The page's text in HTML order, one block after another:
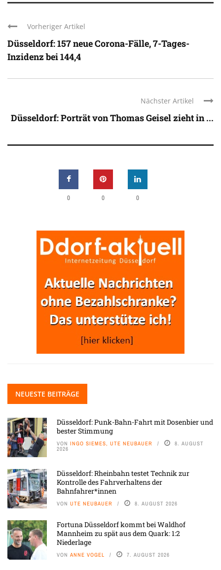
Vorheriger Artikel
Düsseldorf: 157 neue Corona-Fälle, 7-Tages-
Inzidenz bei 144,4
Nächster Artikel
Düsseldorf: Porträt von Thomas Geisel zieht in ...
0 0 0
NEUESTE BEITRÄGE
Düsseldorf: Punk-Bahn-Fahrt mit Dosenbier und
bester Stimmung
VON INGO SIEMES, UTE NEUBAUER 8. AUGUST
2026
Düsseldorf: Rheinbahn testet Technik zur
Kontrolle des Fahrverhaltens der
Bahnfahrer*innen
VON UTE NEUBAUER 8. AUGUST 2026
Fortuna Düsseldorf kommt bei Waldhof
Mannheim zu spät aus dem Quark: 1:2
Niederlage
VON ANNE VOGEL 7. AUGUST 2026